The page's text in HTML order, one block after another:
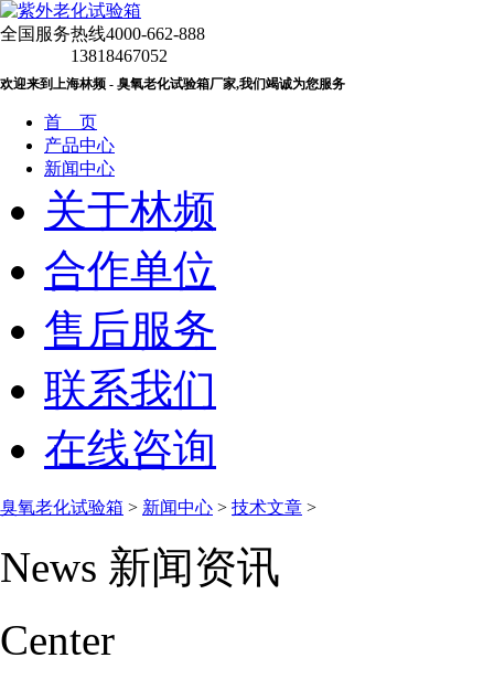
全国服务热线4000-662-888
13818467052
欢迎来到上海林频 - 臭氧老化试验箱厂家,我们竭诚为您服务
首 页
产品中心
新闻中心
关于林频
合作单位
售后服务
联系我们
在线咨询
臭氧老化试验箱 > 新闻中心 > 技术文章 >
News 新闻资讯
Center